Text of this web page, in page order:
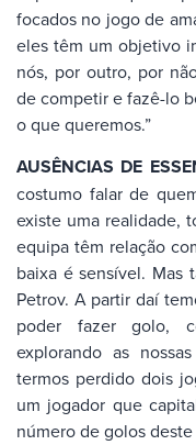
focados no jogo de
eles têm um objetivo
nós, por outro, por
de competir e fazê-lo
o que queremos.”
AUSÊNCIAS DE
costumo falar de
existe uma realidade,
equipa têm relação
baixa é sensível. Mas
Petrov. A partir daí
poder fazer golo,
explorando as
termos perdido dois
um jogador que
número de golos deste